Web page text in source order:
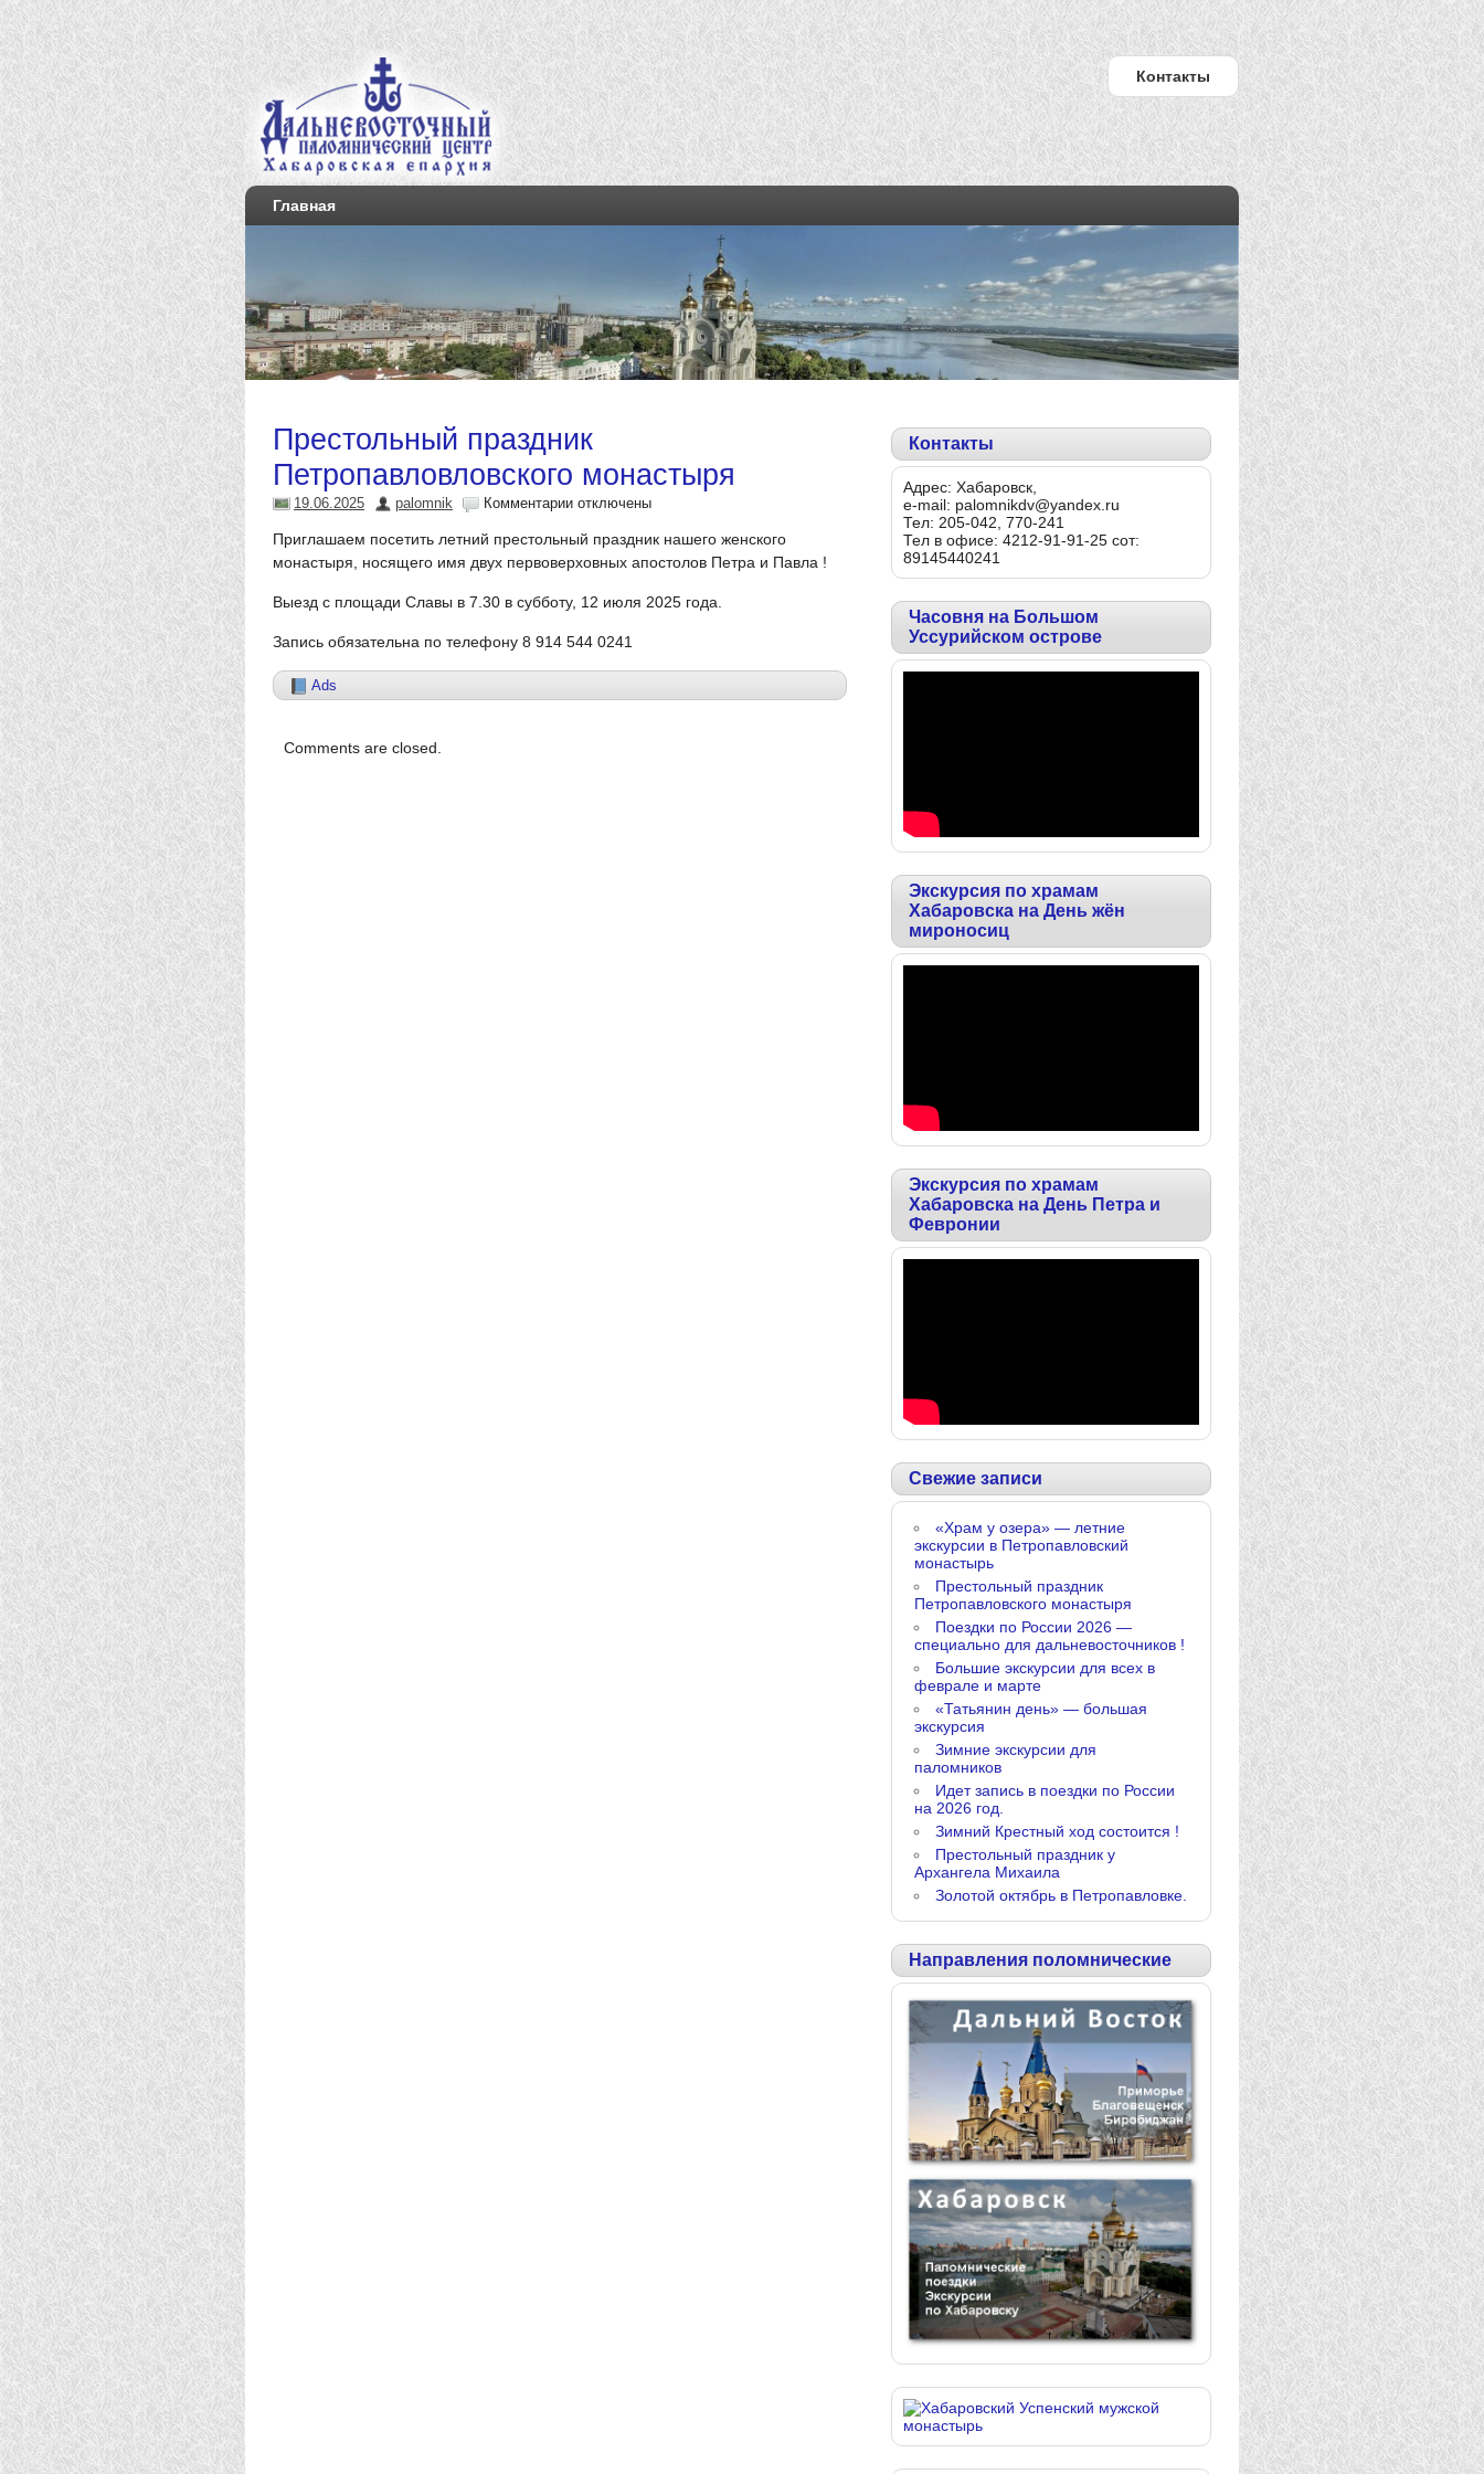
Контакты
Главная
Престольный праздник
Петропавловловского монастыря
19.06.2025 palomnik Комментарии отключены
Приглашаем посетить летний престольный праздник нашего женского
монастыря, носящего имя двух первоверховных апостолов Петра и Павла !
Выезд с площади Славы в 7.30 в субботу, 12 июля 2025 года.
Запись обязательна по телефону 8 914 544 0241
Ads
Comments are closed.
Контакты
Адрес: Хабаровск,
e-mail: palomnikdv@yandex.ru
Тел: 205-042, 770-241
Тел в офисе: 4212-91-91-25 сот:
89145440241
Часовня на Большом
Уссурийском острове
Экскурсия по храмам
Хабаровска на День жён
мироносиц
Экскурсия по храмам
Хабаровска на День Петра и
Февронии
Свежие записи
«Храм у озера» — летние
экскурсии в Петропавловский
монастырь
Престольный праздник
Петропавловского монастыря
Поездки по России 2026 —
специально для дальневосточников !
Большие экскурсии для всех в
феврале и марте
«Татьянин день» — большая
экскурсия
Зимние экскурсии для
паломников
Идет запись в поездки по России
на 2026 год.
Зимний Крестный ход состоится !
Престольный праздник у
Архангела Михаила
Золотой октябрь в Петропавловке.
Направления поломнические